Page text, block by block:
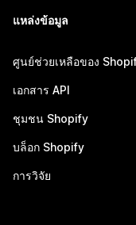
แหล่งข้อมูล
ศูนย์ช่วยเหลือของ
เอกสาร API
ชุมชน Shopify
บล็อก Shopify
การวิจัย